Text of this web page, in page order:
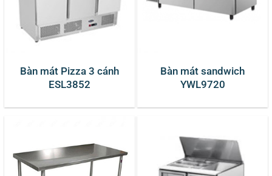
Bàn mát Pizza 3 cánh
ESL3852
Bàn mát sandwich
YWL9720